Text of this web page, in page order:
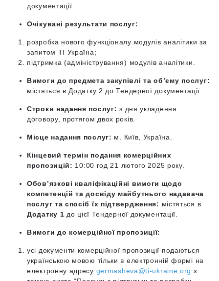
документації.
Очікувані результати послуг:
розробка нового функціоналу модулів аналітики за
запитом TI Україна;
підтримка (адміністрування) модулів аналітики.
Вимоги до предмета закупівлі та об’єму послуг:
містяться в Додатку 2 до Тендерної документації.
Строки надання послуг: з дня укладення
договору, протягом двох років.
Місце надання послуг: м. Київ, Україна.
Кінцевий термін подання комерційних
пропозицій: 10:00 год 21 лютого 2025 року.
Обов’язкові кваліфікаційні вимоги щодо
компетенцій та досвіду майбутнього надавача
послуг та спосіб їх підтвердження: містяться в
Додатку 1 до цієї Тендерної документації.
Вимоги до комерційної пропозиції:
усі документи комерційної пропозиції подаються
українською мовою тільки в електронній формі на
електронну адресу germasheva@ti-ukraine.org з